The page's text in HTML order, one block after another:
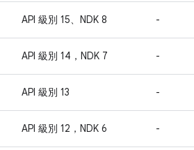
API 級別 15、NDK 8 -
API 級別 14，NDK 7 -
API 級別 13 -
API 級別 12，NDK 6 -